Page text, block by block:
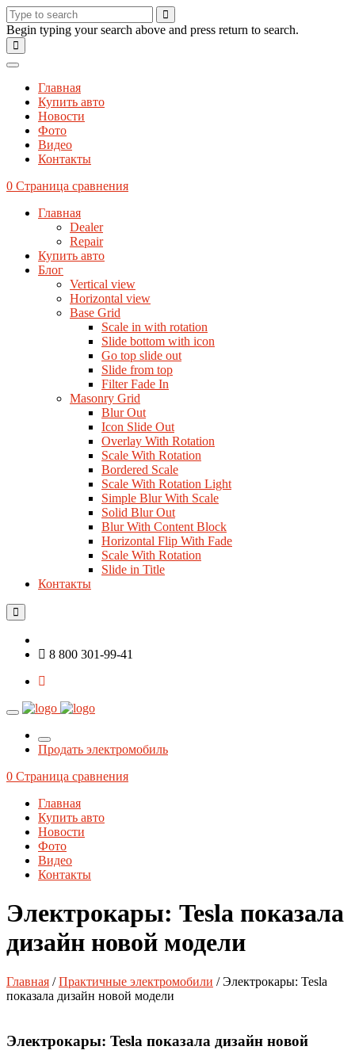
Begin typing your search above and press return to search.
Главная
Купить авто
Новости
Фото
Видео
Контакты
0 Страница сравнения
Главная
Dealer
Repair
Купить авто
Блог
Vertical view
Horizontal view
Base Grid
Scale in with rotation
Slide bottom with icon
Go top slide out
Slide from top
Filter Fade In
Masonry Grid
Blur Out
Icon Slide Out
Overlay With Rotation
Scale With Rotation
Bordered Scale
Scale With Rotation Light
Simple Blur With Scale
Solid Blur Out
Blur With Content Block
Horizontal Flip With Fade
Scale With Rotation
Slide in Title
Контакты
8 800 301-99-41
Продать электромобиль
0 Страница сравнения
Главная
Купить авто
Новости
Фото
Видео
Контакты
Электрокары: Tesla показала
дизайн новой модели
Главная /Практичные электромобили / Электрокары: Tesla
показала дизайн новой модели
Электрокары: Tesla показала дизайн новой